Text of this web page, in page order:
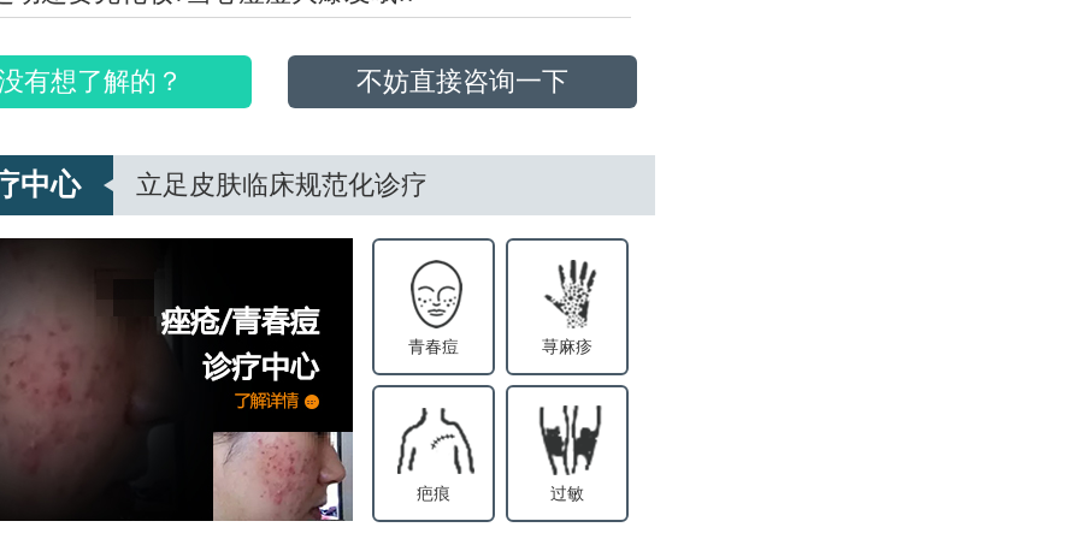
有想了解的？ 不妨直接咨询一下
中心 立足皮肤临床规范化诊疗
青春痘 荨麻疹
疤痕 过敏